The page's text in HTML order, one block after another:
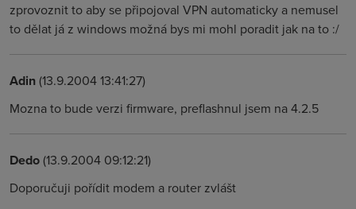
zprovoznit to aby se připojoval VPN automaticky a nemusel
to dělat já z windows možná bys mi mohl poradit jak na to :/
Adin(13.9.2004 13:41:27)
Mozna to bude verzi firmware, preflashnul jsem na 4.2.5
Dedo(13.9.2004 09:12:21)
Doporučuji pořídit modem a router zvlášt